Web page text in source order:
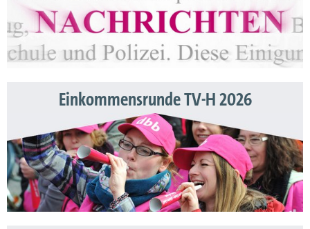
Einkommensrunde TV-H 2026